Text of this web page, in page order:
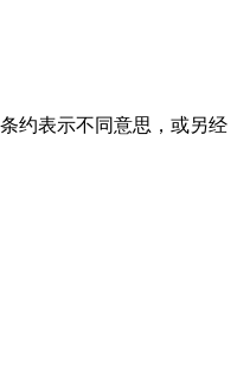
约表示不同意思，或另经